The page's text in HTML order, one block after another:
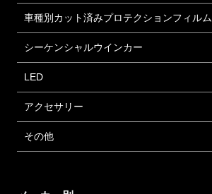
車種別カット済みプロテクションフィルム
シーケンシャルウインカー
LED
アクセサリー
その他